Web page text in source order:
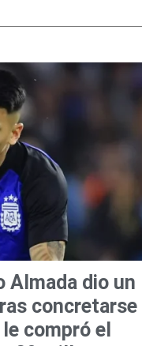
Almada dio un
concretarse
compró el